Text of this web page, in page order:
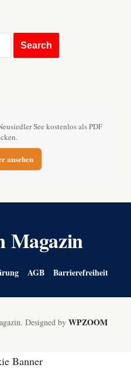
See kostenlos als PDF
ansehen
Magazin
AGB Barrierefreiheit
Designed by WPZOOM
Banner